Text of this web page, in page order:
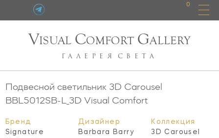
0
VISUAL COMFORT GALLERY
ГАЛЕРЕЯ СВЕТА
Подвесной светильник 3D Carousel
BBL5012SB-L_3D Visual Comfort
Бренд
Signature
Дизайнер
Barbara Barry
Коллекция
3D Carousel